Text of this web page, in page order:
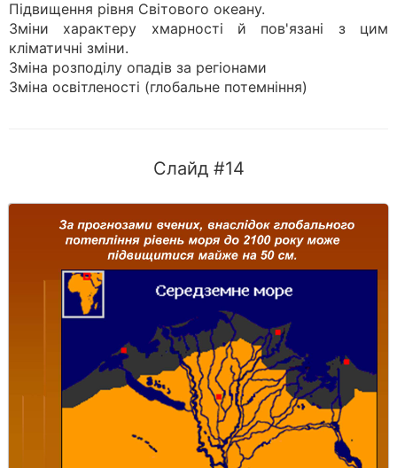
Підвищення рівня Світового океану.
Зміни характеру хмарності й пов'язані з цим
кліматичні зміни.
Зміна розподілу опадів за регіонами
Зміна освітленості (глобальне потемніння)
Слайд #14